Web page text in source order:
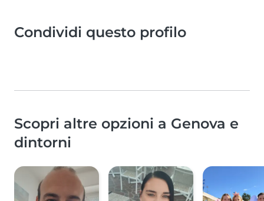
Condividi questo profilo
Scopri altre opzioni a Genova e
dintorni